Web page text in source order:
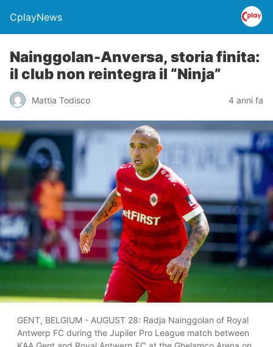
CplayNews
Nainggolan-Anversa, storia finita:
il club non reintegra il “Ninja”
Mattia Todisco 4 anni fa
GENT, BELGIUM - AUGUST 28: Radja Nainggolan of Royal
Antwerp FC during the Jupiler Pro League match between